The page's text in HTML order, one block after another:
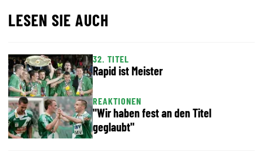
LESEN SIE AUCH
32. TITEL
Rapid ist Meister
REAKTIONEN
"Wir haben fest an den Titel
geglaubt"